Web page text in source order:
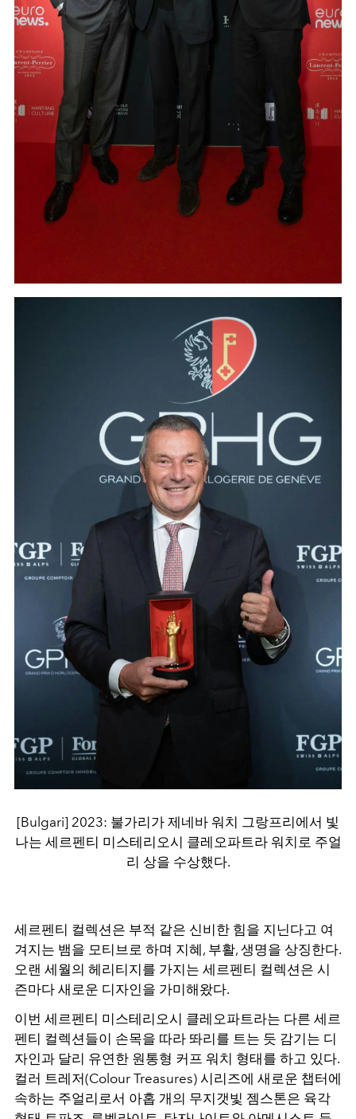
[Bulgari] 2023: 불가리가 제네바 워치 그랑프리에서 빛
나는 세르펜티 미스테리오시 클레오파트라 워치로 주얼
리 상을 수상했다.
세르펜티 컬렉션은 부적 같은 신비한 힘을 지닌다고 여
겨지는 뱀을 모티브로 하며 지혜, 부활, 생명을 상징한다.
오랜 세월의 헤리티지를 가지는 세르펜티 컬렉션은 시
즌마다 새로운 디자인을 가미해왔다.
이번 세르펜티 미스테리오시 클레오파트라는 다른 세르
펜티 컬렉션들이 손목을 따라 똬리를 트는 듯 감기는 디
자인과 달리 유연한 원통형 커프 워치 형태를 하고 있다.
컬러 트레저(Colour Treasures) 시리즈에 새로운 챕터에
속하는 주얼리로서 아홉 개의 무지갯빛 젬스톤은 육각